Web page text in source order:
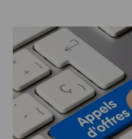
Marchés publics ">
Marchés publics - Appels d'offres -